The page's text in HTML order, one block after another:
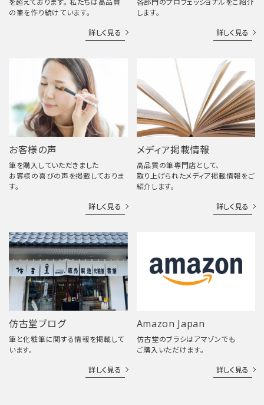
を超えております。 私たちは高品質
の筆を作り続けています。
詳しく見る
各部門のプロフェッショナルをご紹介
します。
詳しく見る
お客様の声
筆を購入していただきました
お客様の喜びの声を掲載しておりま
す。
詳しく見る
メディア掲載情報
高品質の筆専門店として、
取り上げられたメディア掲載情報をご
紹介します。
詳しく見る
仿古堂ブログ
筆と化粧筆に関する情報を掲載して
います。
詳しく見る
Amazon Japan
仿古堂のブラシはアマゾンでも
ご購入いただけます。
詳しく見る